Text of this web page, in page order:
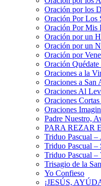
Oración por los
Oración Por Los
Oración Por Mis
Oración por un
Oración por un
Oración por
Oración
Oraciones a la
Oraciones a San
Oraciones Al
Oraciones
Oraciones
Padre Nuestro,
PARA REZAR
Triduo Pascual –
Triduo Pascual –
Triduo Pascual –
Trisagio de la
Yo Confieso
¡JESÚS,